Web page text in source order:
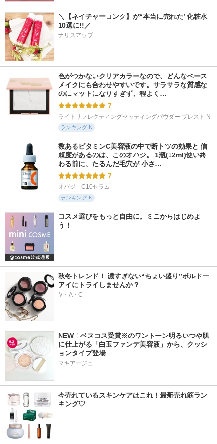
＼【ネイチャーコンク】が“本当に売れた”化粧水
10選に!!／
ナリスアップ
色がつかないクリアカラーなので、どんなベース
メイクにも合わせやすいです。サラサラな質感な
のにマットになりすぎず、程よく…
7
ライトリフレクティングセッティングパウダー プレスト N
ランキングIN
数あるビタミンC美容液の中で断トツの効果と 信
頼度があるのは、このオバジ。 1瓶(12ml)使い終
わる前に、たるんだ毛穴が 小さ…
7
オバジ　C10セラム
ランキングIN
コスメ選びをもっと自由に。ミニからはじめよ
う！
秋冬トレンド！ 濃すぎない“ちょい盛り”ボルドー
アイにトライしませんか？
M・A・C
NEW！ベスコス受賞※のワントーン明るいつや肌
に仕上がる「白玉ファンデ美容液」から、クッシ
ョンタイプ登場
マキアージュ
今売れているスキンケアはこれ！最新売れ筋ラン
キング♡